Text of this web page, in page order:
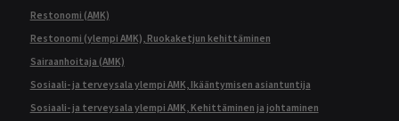
Restonomi (AMK)
Restonomi (ylempi AMK), Ruokaketjun kehittäminen
Sairaanhoitaja (AMK)
Sosiaali- ja terveysala ylempi AMK, Ikääntymisen asiantuntija
Sosiaali- ja terveysala ylempi AMK, Kehittäminen ja johtaminen